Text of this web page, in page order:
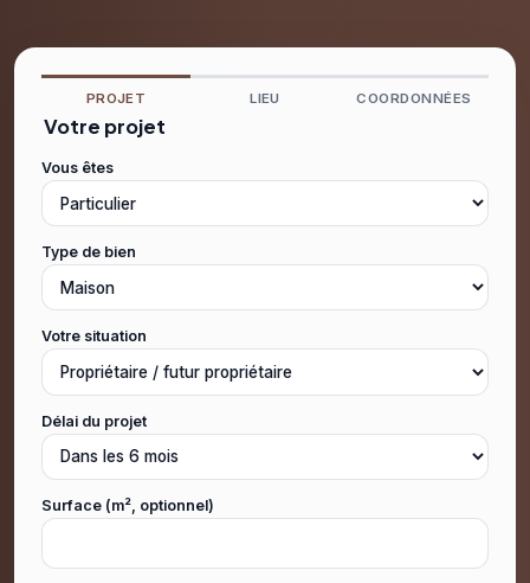
PROJET LIEU COORDONNÉES
Votre projet
Vous êtes
Type de bien
Votre situation
Délai du projet
Surface (m², optionnel)